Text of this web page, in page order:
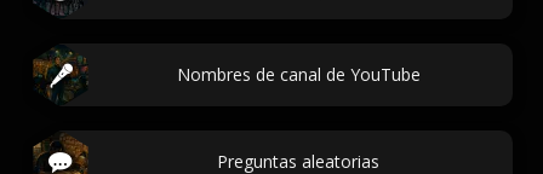
Nombres de canal de YouTube
Preguntas aleatorias